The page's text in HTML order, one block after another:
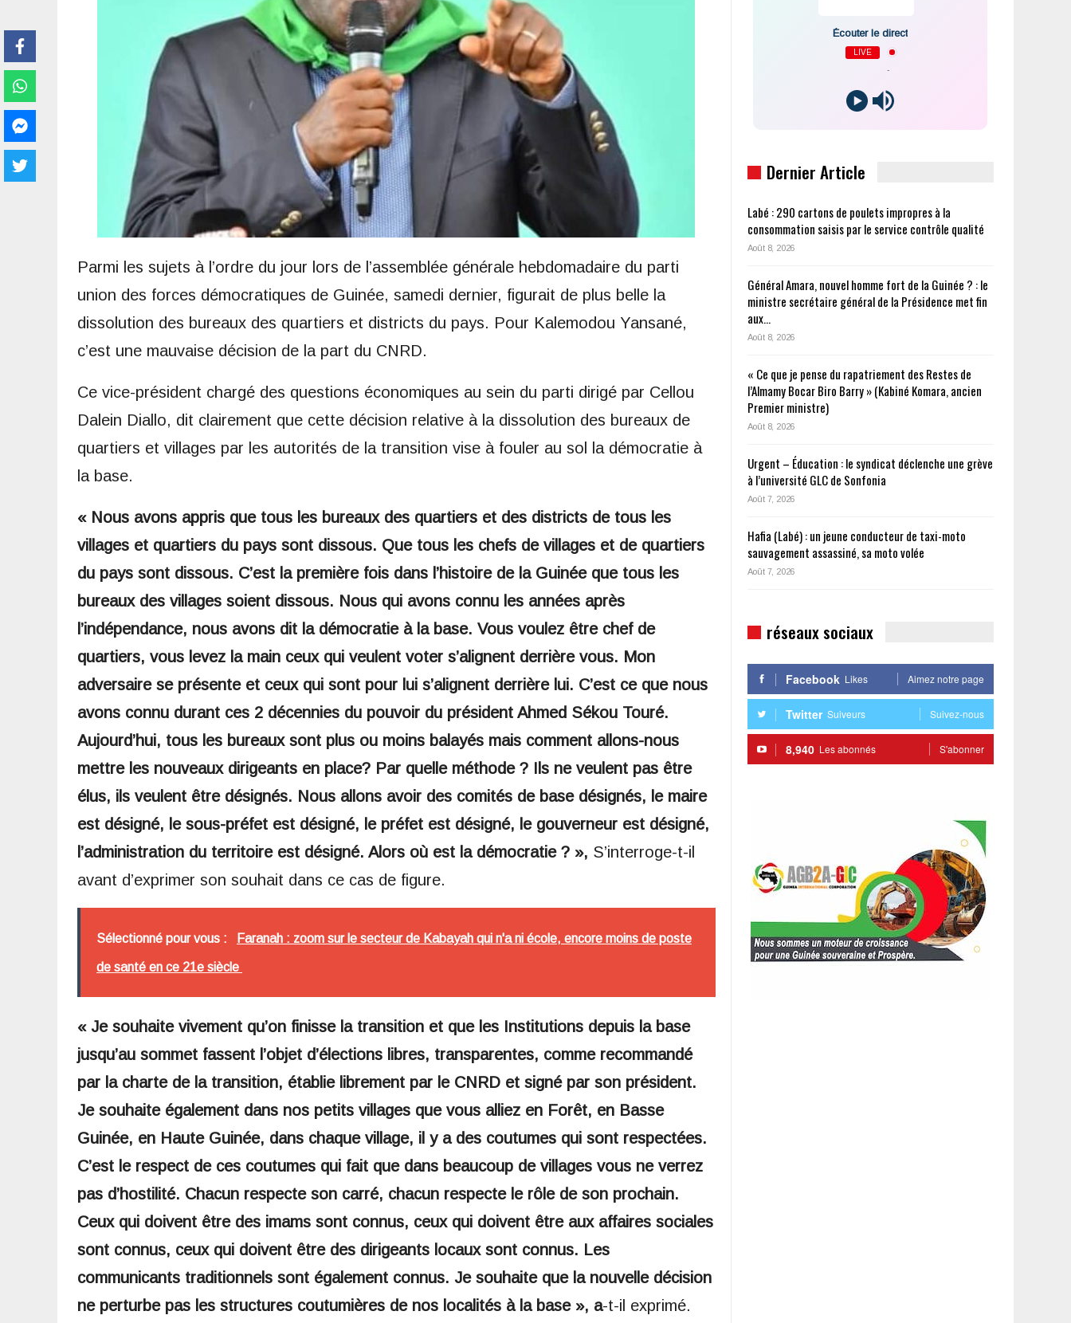
Parmi les sujets à l’ordre du jour lors de l’assemblée générale hebdomadaire du parti
union des forces démocratiques de Guinée, samedi dernier, figurait de plus belle la
dissolution des bureaux des quartiers et districts du pays. Pour Kalemodou Yansané,
c’est une mauvaise décision de la part du CNRD.
Ce vice-président chargé des questions économiques au sein du parti dirigé par Cellou
Dalein Diallo, dit clairement que cette décision relative à la dissolution des bureaux de
quartiers et villages par les autorités de la transition vise à fouler au sol la démocratie à
la base.
« Nous avons appris que tous les bureaux des quartiers et des districts de tous les
villages et quartiers du pays sont dissous. Que tous les chefs de villages et de quartiers
du pays sont dissous. C’est la première fois dans l’histoire de la Guinée que tous les
bureaux des villages soient dissous. Nous qui avons connu les années après
l’indépendance, nous avons dit la démocratie à la base. Vous voulez être chef de
quartiers, vous levez la main ceux qui veulent voter s’alignent derrière vous. Mon
adversaire se présente et ceux qui sont pour lui s’alignent derrière lui. C’est ce que nous
avons connu durant ces 2 décennies du pouvoir du président Ahmed Sékou Touré.
Aujourd’hui, tous les bureaux sont plus ou moins balayés mais comment allons-nous
mettre les nouveaux dirigeants en place? Par quelle méthode ? Ils ne veulent pas être
élus, ils veulent être désignés. Nous allons avoir des comités de base désignés, le maire
est désigné, le sous-préfet est désigné, le préfet est désigné, le gouverneur est désigné,
l’administration du territoire est désigné. Alors où est la démocratie ? », S’interroge-t-il
avant d’exprimer son souhait dans ce cas de figure.
Sélectionné pour vous : Faranah : zoom sur le secteur de Kabayah qui n'a ni école, encore moins de poste
de santé en ce 21e siècle
« Je souhaite vivement qu’on finisse la transition et que les Institutions depuis la base
jusqu’au sommet fassent l’objet d’élections libres, transparentes, comme recommandé
par la charte de la transition, établie librement par le CNRD et signé par son président.
Je souhaite également dans nos petits villages que vous alliez en Forêt, en Basse
Guinée, en Haute Guinée, dans chaque village, il y a des coutumes qui sont respectées.
C’est le respect de ces coutumes qui fait que dans beaucoup de villages vous ne verrez
pas d’hostilité. Chacun respecte son carré, chacun respecte le rôle de son prochain.
Ceux qui doivent être des imams sont connus, ceux qui doivent être aux affaires sociales
sont connus, ceux qui doivent être des dirigeants locaux sont connus. Les
communicants traditionnels sont également connus. Je souhaite que la nouvelle décision
ne perturbe pas les structures coutumières de nos localités à la base », a-t-il exprimé.
Écouter le direct
LIVE
Dernier Article
Labé : 290 cartons de poulets impropres à la
consommation saisis par le service contrôle qualité
Août 8, 2026
Général Amara, nouvel homme fort de la Guinée ? : le
ministre secrétaire général de la Présidence met fin
aux…
Août 8, 2026
« Ce que je pense du rapatriement des Restes de
l’Almamy Bocar Biro Barry » (Kabiné Komara, ancien
Premier ministre)
Août 8, 2026
Urgent – Éducation : le syndicat déclenche une grève
à l’université GLC de Sonfonia
Août 7, 2026
Hafia (Labé) : un jeune conducteur de taxi-moto
sauvagement assassiné, sa moto volée
Août 7, 2026
réseaux sociaux
Facebook Likes Aimez notre page
Twitter Suiveurs Suivez-nous
8,940 Les abonnés S'abonner